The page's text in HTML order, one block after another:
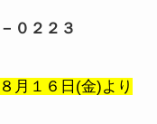
０２２３
月１６日(金)より